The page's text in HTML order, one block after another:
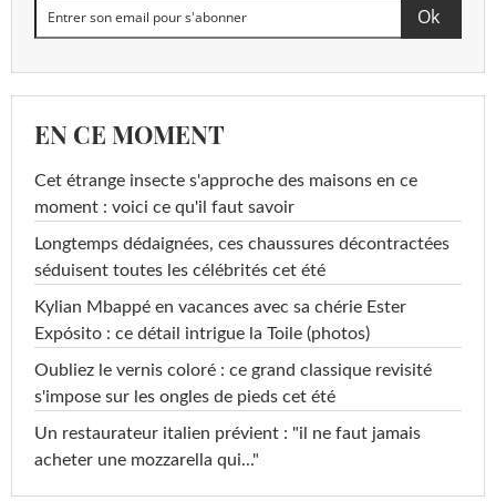
EN CE MOMENT
Cet étrange insecte s'approche des maisons en ce
moment : voici ce qu'il faut savoir
Longtemps dédaignées, ces chaussures décontractées
séduisent toutes les célébrités cet été
Kylian Mbappé en vacances avec sa chérie Ester
Expósito : ce détail intrigue la Toile (photos)
Oubliez le vernis coloré : ce grand classique revisité
s'impose sur les ongles de pieds cet été
Un restaurateur italien prévient : "il ne faut jamais
acheter une mozzarella qui..."